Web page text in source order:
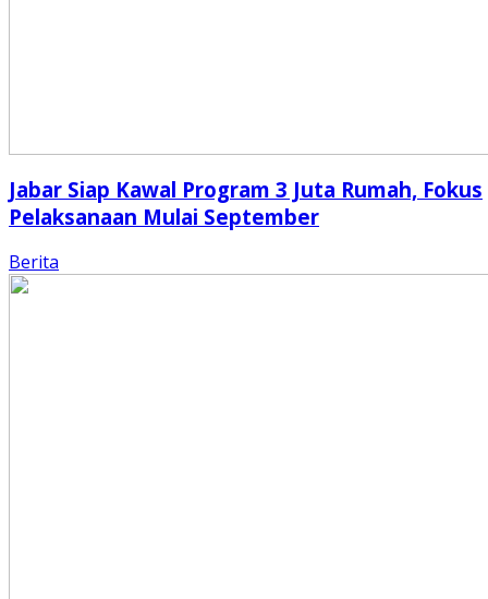
Jabar Siap Kawal Program 3 Juta Rumah, Fokus
Pelaksanaan Mulai September
Berita